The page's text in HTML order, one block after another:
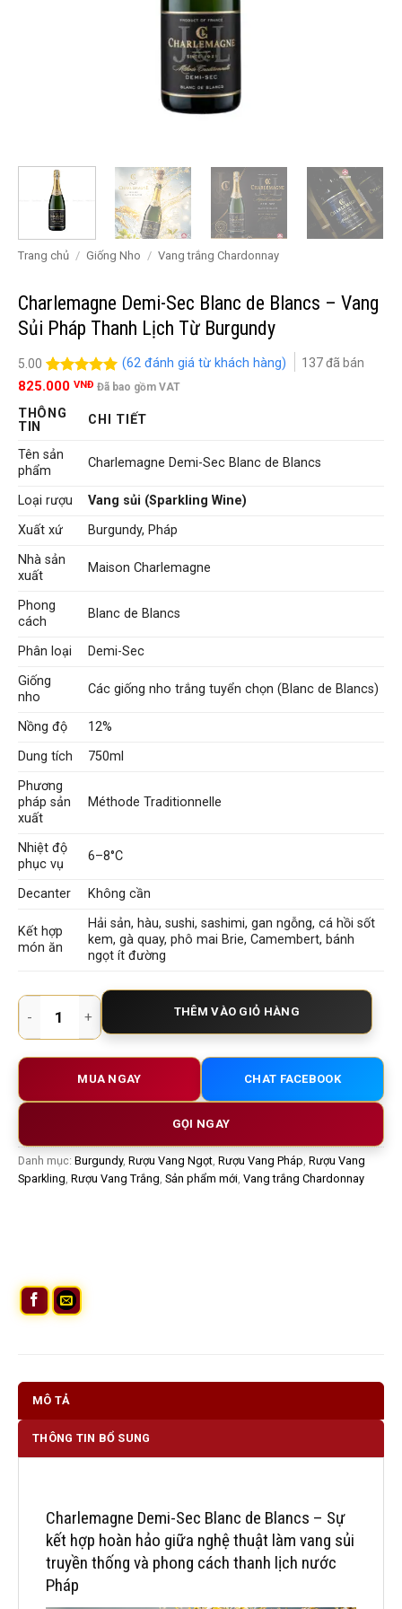
Trang chủ / Giống Nho / Vang trắng Chardonnay
Charlemagne Demi-Sec Blanc de Blancs – Vang
Sủi Pháp Thanh Lịch Từ Burgundy
5.00
5.00 trên 5
62
(62đánh giá từ khách hàng) 137đã bán
825.000 VNĐ Đã bao gồm VAT
THÔNG
TIN
CHI TIẾT
Tên sản
phẩm
Charlemagne Demi-Sec Blanc de Blancs
Loại rượu
Vang sủi (Sparkling Wine)
Xuất xứ
Burgundy, Pháp
Nhà sản
xuất
Maison Charlemagne
Phong
cách
Blanc de Blancs
Phân loại
Demi-Sec
Giống
nho
Các giống nho trắng tuyển chọn (Blanc de Blancs)
Nồng độ
12%
Dung tích
750ml
Phương
pháp sản
xuất
Méthode Traditionnelle
Nhiệt độ
phục vụ
6–8°C
Decanter Không cần
Kết hợp
món ăn
Hải sản, hàu, sushi, sashimi, gan ngỗng, cá hồi sốt
kem, gà quay, phô mai Brie, Camembert, bánh
ngọt ít đường
Charlemagne Demi-Sec Blanc de Blancs – Vang Sủi Pháp
THÊM VÀO GIỎ HÀNG
MUA NGAY CHAT FACEBOOK
GỌI NGAY
Danh mục: Burgundy, Rượu Vang Ngọt Rượu Vang Pháp Rượu Vang
Sparkling Rượu Vang Trắng Sản phẩm mới Vang trắng Chardonnay
MÔ TẢ
THÔNG TIN BỔ SUNG
Charlemagne Demi-Sec Blanc de Blancs – Sự
kết hợp hoàn hảo giữa nghệ thuật làm vang sủi
truyền thống và phong cách thanh lịch nước
Pháp